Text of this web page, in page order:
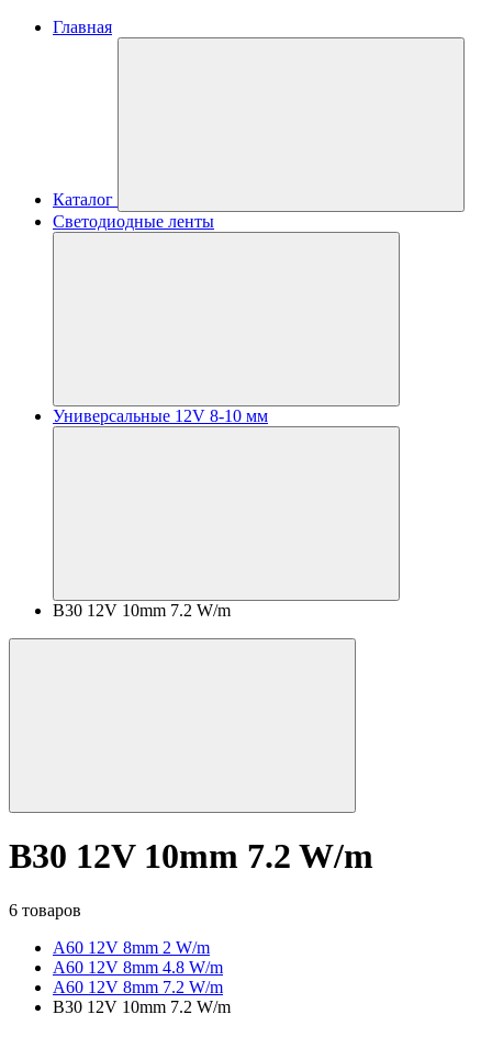
Главная
Каталог
Светодиодные ленты
Универсальные 12V 8-10 мм
B30 12V 10mm 7.2 W/m
B30 12V 10mm 7.2 W/m
6 товаров
A60 12V 8mm 2 W/m
A60 12V 8mm 4.8 W/m
A60 12V 8mm 7.2 W/m
B30 12V 10mm 7.2 W/m